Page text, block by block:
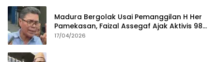
Madura Bergolak Usai Pemanggilan H Her
Pamekasan, Faizal Assegaf Ajak Aktivis 98
Bongkar Permainan KPK
17/04/2026